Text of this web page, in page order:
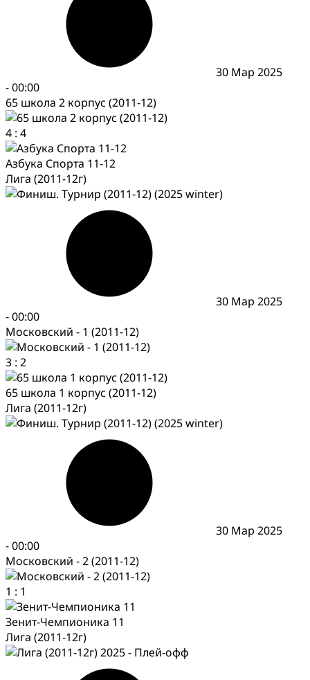
30 Мар 2025
-00:00
65 школа 2 корпус (2011-12)
4 : 4
Азбука Спорта 11-12
Лига (2011-12г)
30 Мар 2025
-00:00
Московский - 1 (2011-12)
3 : 2
65 школа 1 корпус (2011-12)
Лига (2011-12г)
30 Мар 2025
-00:00
Московский - 2 (2011-12)
1 : 1
Зенит-Чемпионика 11
Лига (2011-12г)